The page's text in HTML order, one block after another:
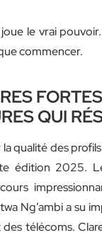
le vrai
commencer.
QUI
qualité des
édition 2025.
Ng’ambi a su
des télécoms.